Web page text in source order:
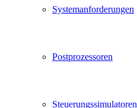
Systemanforderungen
Postprozessoren
Steuerungssimulatoren